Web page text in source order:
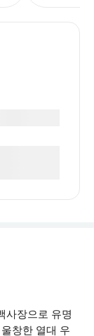
사장으로 유명
창한 열대 우